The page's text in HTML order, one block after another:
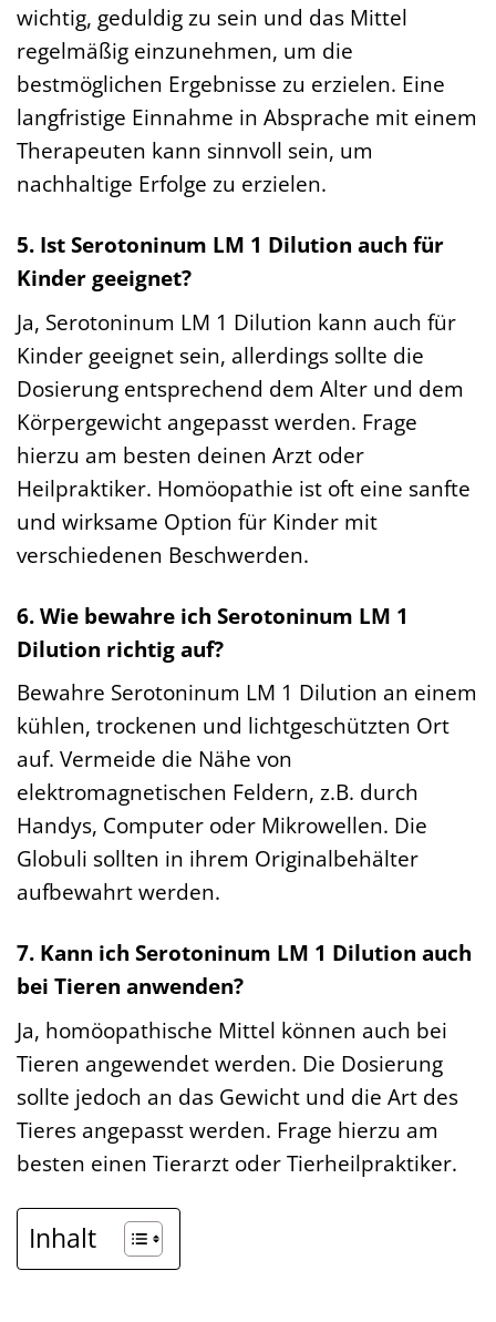
wichtig, geduldig zu sein und das Mittel
regelmäßig einzunehmen, um die
bestmöglichen Ergebnisse zu erzielen. Eine
langfristige Einnahme in Absprache mit einem
Therapeuten kann sinnvoll sein, um
nachhaltige Erfolge zu erzielen.
5. Ist Serotoninum LM 1 Dilution auch für
Kinder geeignet?
Ja, Serotoninum LM 1 Dilution kann auch für
Kinder geeignet sein, allerdings sollte die
Dosierung entsprechend dem Alter und dem
Körpergewicht angepasst werden. Frage
hierzu am besten deinen Arzt oder
Heilpraktiker. Homöopathie ist oft eine sanfte
und wirksame Option für Kinder mit
verschiedenen Beschwerden.
6. Wie bewahre ich Serotoninum LM 1
Dilution richtig auf?
Bewahre Serotoninum LM 1 Dilution an einem
kühlen, trockenen und lichtgeschützten Ort
auf. Vermeide die Nähe von
elektromagnetischen Feldern, z.B. durch
Handys, Computer oder Mikrowellen. Die
Globuli sollten in ihrem Originalbehälter
aufbewahrt werden.
7. Kann ich Serotoninum LM 1 Dilution auch
bei Tieren anwenden?
Ja, homöopathische Mittel können auch bei
Tieren angewendet werden. Die Dosierung
sollte jedoch an das Gewicht und die Art des
Tieres angepasst werden. Frage hierzu am
besten einen Tierarzt oder Tierheilpraktiker.
Inhalt